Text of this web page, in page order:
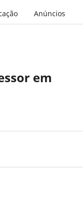
Anúncios
em